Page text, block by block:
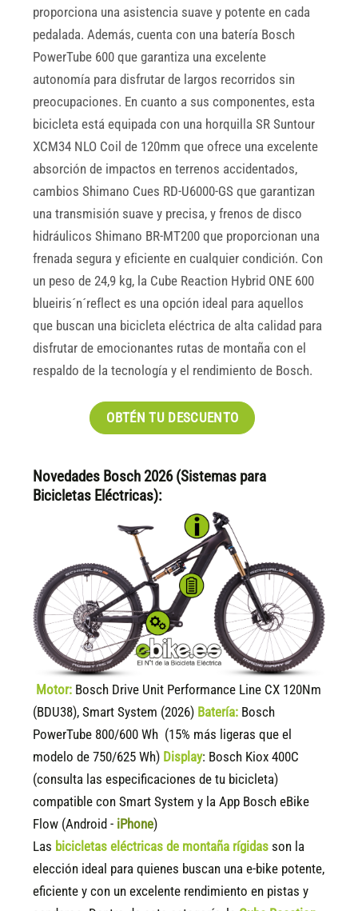
proporciona una asistencia suave y potente en cada
pedalada. Además, cuenta con una batería Bosch
PowerTube 600 que garantiza una excelente
autonomía para disfrutar de largos recorridos sin
preocupaciones. En cuanto a sus componentes, esta
bicicleta está equipada con una horquilla SR Suntour
XCM34 NLO Coil de 120mm que ofrece una excelente
absorción de impactos en terrenos accidentados,
cambios Shimano Cues RD-U6000-GS que garantizan
una transmisión suave y precisa, y frenos de disco
hidráulicos Shimano BR-MT200 que proporcionan una
frenada segura y eficiente en cualquier condición. Con
un peso de 24,9 kg, la Cube Reaction Hybrid ONE 600
blueiris´n´reflect es una opción ideal para aquellos
que buscan una bicicleta eléctrica de alta calidad para
disfrutar de emocionantes rutas de montaña con el
respaldo de la tecnología y el rendimiento de Bosch.
OBTÉN TU DESCUENTO
Novedades Bosch 2026 (Sistemas para
Bicicletas Eléctricas):
Motor: Bosch Drive Unit Performance Line CX 120Nm
(BDU38), Smart System (2026) Batería: Bosch
PowerTube 800/600 Wh (15% más ligeras que el
modelo de 750/625 Wh) Display: Bosch Kiox 400C
(consulta las especificaciones de tu bicicleta)
compatible con Smart System y la App Bosch eBike
Flow (Android - iPhone)
Las bicicletas eléctricas de montaña rígidas son la
elección ideal para quienes buscan una e-bike potente,
eficiente y con un excelente rendimiento en pistas y